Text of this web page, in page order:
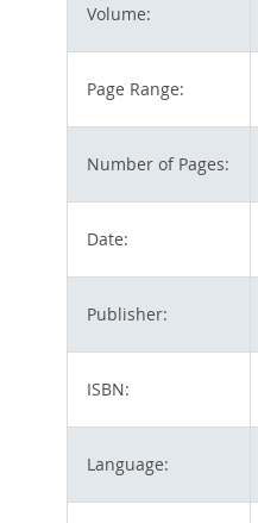
Volume:
Page Range:
Number of Pages:
Date:
Publisher:
ISBN:
Language: